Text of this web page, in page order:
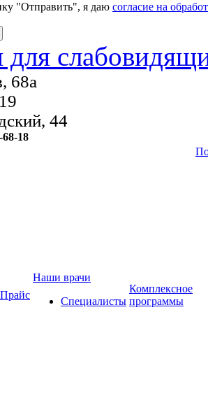
"Отправить", я даю согласие на
для
68а
44
68-18
Прайс
Наши врачи
Специалисты
Комплексное
программы